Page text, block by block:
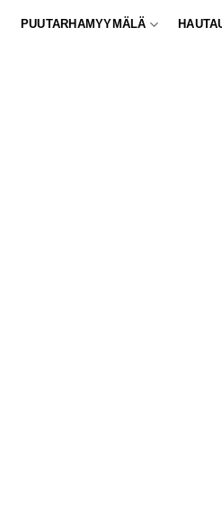
PUUTARHAMYYMÄLÄ